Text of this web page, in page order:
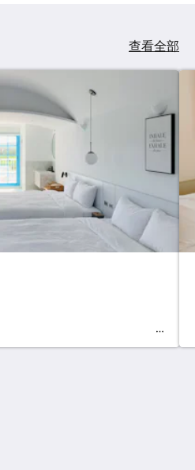
查看全部